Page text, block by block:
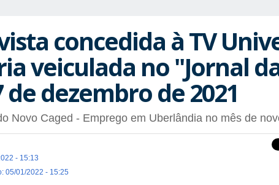
concedida à TV
veiculada no "Jornal
de dezembro de 2021
Novo Caged - Emprego em Uberlândia no mês de
- 15:13
05/01/2022 - 15:25